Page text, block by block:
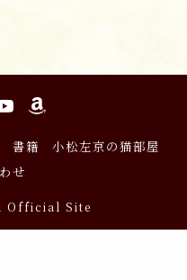
書籍
小松左京の猫部屋
せ
Official Site